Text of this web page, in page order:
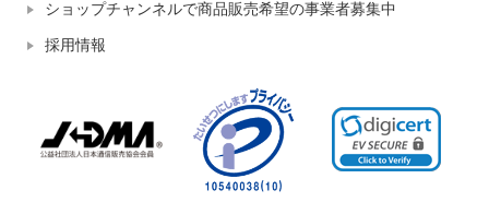
ショップチャンネルで商品販売希望の事業者募集中
採用情報